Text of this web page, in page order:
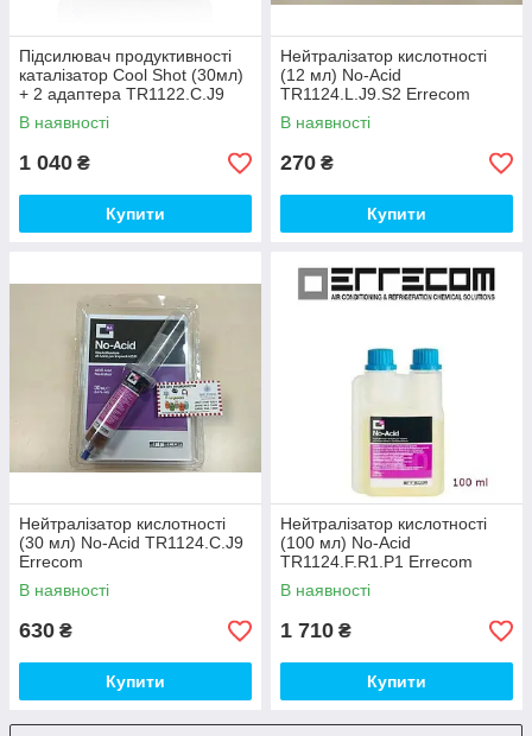
Підсилювач продуктивності
каталізатор Cool Shot (30мл)
+ 2 адаптера TR1122.C.J9
Errecom
В наявності
1 040 ₴
Купити
Нейтралізатор кислотності
(12 мл) No-Acid
TR1124.L.J9.S2 Errecom
В наявності
270 ₴
Купити
Нейтралізатор кислотності
(30 мл) No-Acid TR1124.C.J9
Errecom
В наявності
630 ₴
Купити
Нейтралізатор кислотності
(100 мл) No-Acid
TR1124.F.R1.P1 Errecom
В наявності
1 710 ₴
Купити